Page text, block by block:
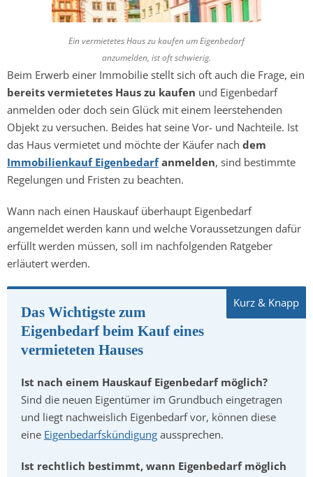
Ein vermietetes Haus zu kaufen um Eigenbedarf
anzumelden, ist oft schwierig.
Beim Erwerb einer Immobilie stellt sich oft auch die Frage, ein
bereits vermietetes Haus zu kaufen und Eigenbedarf
anmelden oder doch sein Glück mit einem leerstehenden
Objekt zu versuchen. Beides hat seine Vor- und Nachteile. Ist
das Haus vermietet und möchte der Käufer nach dem
Immobilienkauf Eigenbedarfanmelden, sind bestimmte
Regelungen und Fristen zu beachten.
Wann nach einen Hauskauf überhaupt Eigenbedarf
angemeldet werden kann und welche Voraussetzungen dafür
erfüllt werden müssen, soll im nachfolgenden Ratgeber
erläutert werden.
Das Wichtigste zum
Eigenbedarf beim Kauf eines
vermieteten Hauses
Ist nach einem Hauskauf Eigenbedarf möglich?
Sind die neuen Eigentümer im Grundbuch eingetragen
und liegt nachweislich Eigenbedarf vor, können diese
eine Eigenbedarfskündigung aussprechen.
Ist rechtlich bestimmt, wann Eigenbedarf möglich